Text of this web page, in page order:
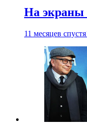
На экраны
11 месяцев спустя